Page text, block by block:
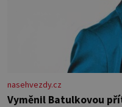
nasehvezdy.cz
Vyměnil Batulkovou